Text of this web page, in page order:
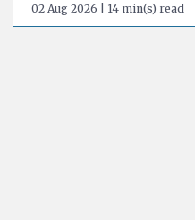
02 Aug 2026 | 14 min(s) read